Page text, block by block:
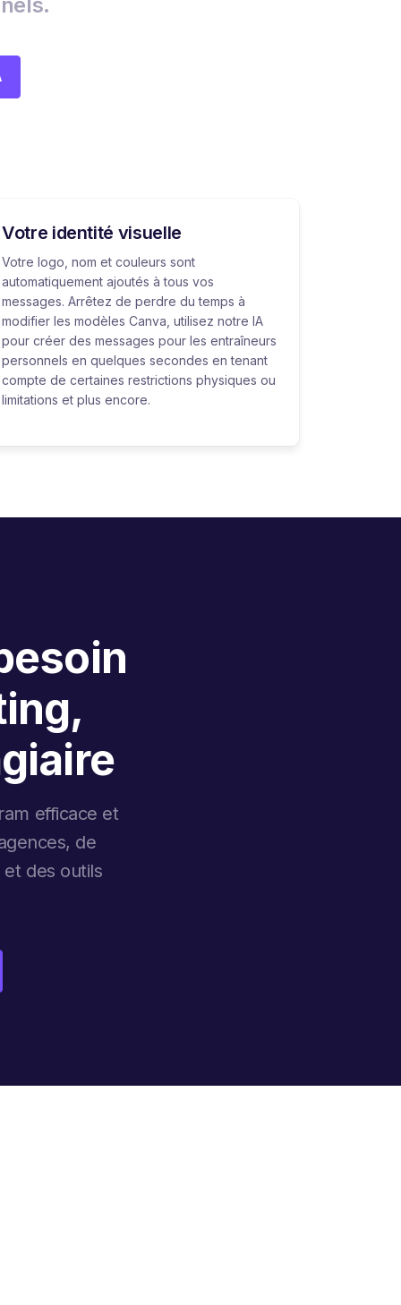
Votre identité visuelle
Votre logo, nom et couleurs sont
automatiquement ajoutés à tous vos
messages. Arrêtez de perdre du temps à
modifier les modèles Canva, utilisez notre IA
pour créer des messages pour les entraîneurs
personnels en quelques secondes en tenant
compte de certaines restrictions physiques ou
limitations et plus encore.
efficace et
de
des outils